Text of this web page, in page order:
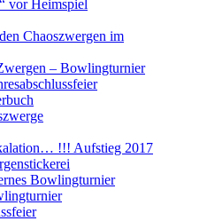
vor Heimspiel
Chaoszwergen im
– Bowlingturnier
!!! Aufstieg 2017
Bowlingturnier